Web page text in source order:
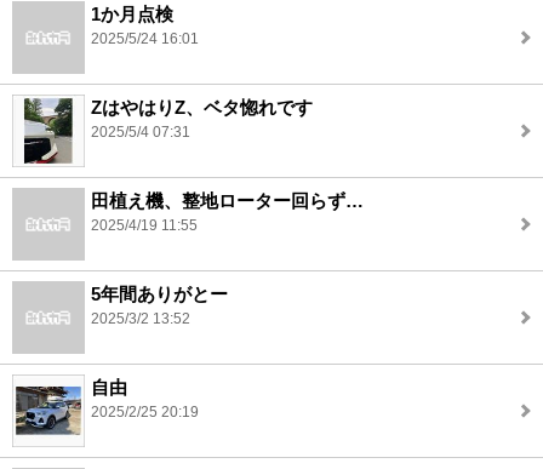
1か月点検
2025/5/24 16:01
ZはやはりZ、ベタ惚れです
2025/5/4 07:31
田植え機、整地ローター回らず…
2025/4/19 11:55
5年間ありがとー
2025/3/2 13:52
自由
2025/2/25 20:19